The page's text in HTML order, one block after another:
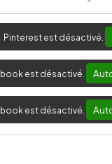
Pinterest est désactivé.
est désactivé.
est désactivé.